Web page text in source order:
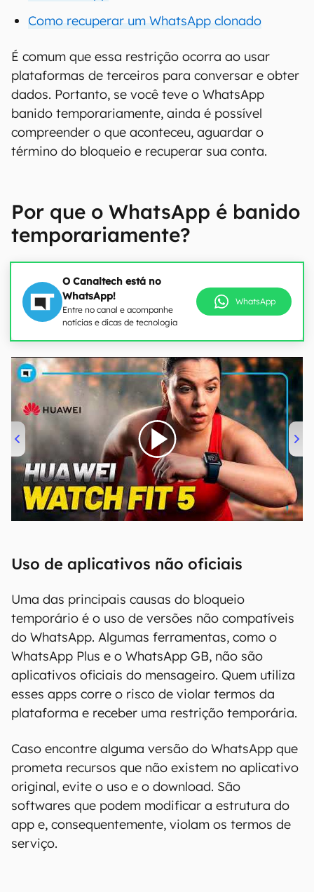
Como recuperar um WhatsApp clonado
É comum que essa restrição ocorra ao usar
plataformas de terceiros para conversar e obter
dados. Portanto, se você teve o WhatsApp
banido temporariamente, ainda é possível
compreender o que aconteceu, aguardar o
término do bloqueio e recuperar sua conta.
Por que o WhatsApp é banido
temporariamente?
O Canaltech está no
WhatsApp!
Entre no canal e acompanhe
notícias e dicas de tecnologia
WhatsApp
00:00/04:51
Uso de aplicativos não oficiais
Uma das principais causas do bloqueio
temporário é o uso de versões não compatíveis
do WhatsApp. Algumas ferramentas, como o
WhatsApp Plus e o WhatsApp GB, não são
aplicativos oficiais do mensageiro. Quem utiliza
esses apps corre o risco de violar termos da
plataforma e receber uma restrição temporária.
Caso encontre alguma versão do WhatsApp que
prometa recursos que não existem no aplicativo
original, evite o uso e o download. São
softwares que podem modificar a estrutura do
app e, consequentemente, violam os termos de
serviço.